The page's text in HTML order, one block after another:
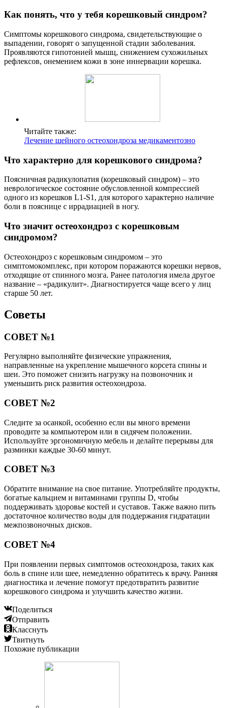
Как понять, что у тебя корешковый синдром?
Симптомы корешкового синдрома, свидетельствующие о
выпадении, говорят о запущенной стадии заболевания.
Проявляются гипотонией мышц, снижением сухожильных
рефлексов, онемением кожи в зоне иннервации корешка.
Читайте также:
Лечение шейного остеохондроза медикаментозно
Что характерно для корешкового синдрома?
Поясничная радикулопатия (корешковый синдром) – это
неврологическое состояние обусловленной компрессией
одного из корешков L1-S1, для которого характерно наличие
боли в пояснице с иррадиацией в ногу.
Что значит остеохондроз с корешковым
синдромом?
Остеохондроз с корешковым синдромом – это
симптомокомплекс, при котором поражаются корешки нервов,
отходящие от спинного мозга. Ранее патология имела другое
название – «радикулит». Диагностируется чаще всего у лиц
старше 50 лет.
Советы
СОВЕТ №1
Регулярно выполняйте физические упражнения,
направленные на укрепление мышечного корсета спины и
шеи. Это поможет снизить нагрузку на позвоночник и
уменьшить риск развития остеохондроза.
СОВЕТ №2
Следите за осанкой, особенно если вы много времени
проводите за компьютером или в сидячем положении.
Используйте эргономичную мебель и делайте перерывы для
разминки каждые 30-60 минут.
СОВЕТ №3
Обратите внимание на свое питание. Употребляйте продукты,
богатые кальцием и витаминами группы D, чтобы
поддерживать здоровье костей и суставов. Также важно пить
достаточное количество воды для поддержания гидратации
межпозвоночных дисков.
СОВЕТ №4
При появлении первых симптомов остеохондроза, таких как
боль в спине или шее, немедленно обратитесь к врачу. Ранняя
диагностика и лечение помогут предотвратить развитие
корешкового синдрома и улучшить качество жизни.
Поделиться
Отправить
Класснуть
Твитнуть
Похожие публикации